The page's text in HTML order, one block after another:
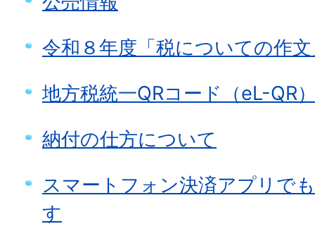
令和８年度「税についての作
地方税統一QRコード（eL-QR
納付の仕方について
スマートフォン決済アプリで
す